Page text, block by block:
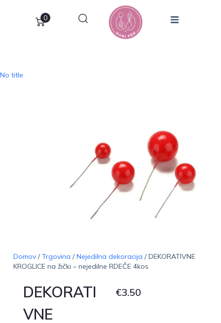
0
No title
Domov/Trgovina /Nejedilna dekoracija / DEKORATIVNE
KROGLICE na žički – nejedilne RDEČE 4kos
DEKORATI
VNE
€3.50